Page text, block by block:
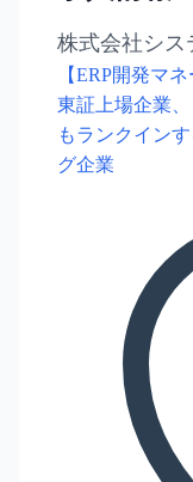
株式会社シス
【ERP開発マ
東証上場企業
もランクイン
グ企業